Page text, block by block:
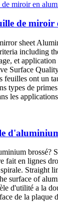
de
sheet
including
et
Surface
feuilles ont un
types de
les
brossé?
fait en lignes
Straight
surface of
d'utilité a la
de la plaque